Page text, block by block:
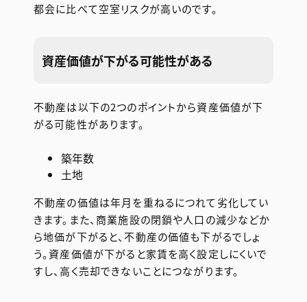
都会に比べて空室リスクが高いのです。
資産価値が下がる可能性がある
不動産は以下の2つのポイントから資産価値が下
がる可能性があります。
築年数
土地
不動産の価値は年月を重ねるにつれて劣化してい
きます。また、商業施設の閉鎖や人口の減少などか
ら地価が下がると、不動産の価値も下がるでしょ
う。資産価値が下がると家賃を高く設定しにくいで
すし、高く売却できないことにつながります。